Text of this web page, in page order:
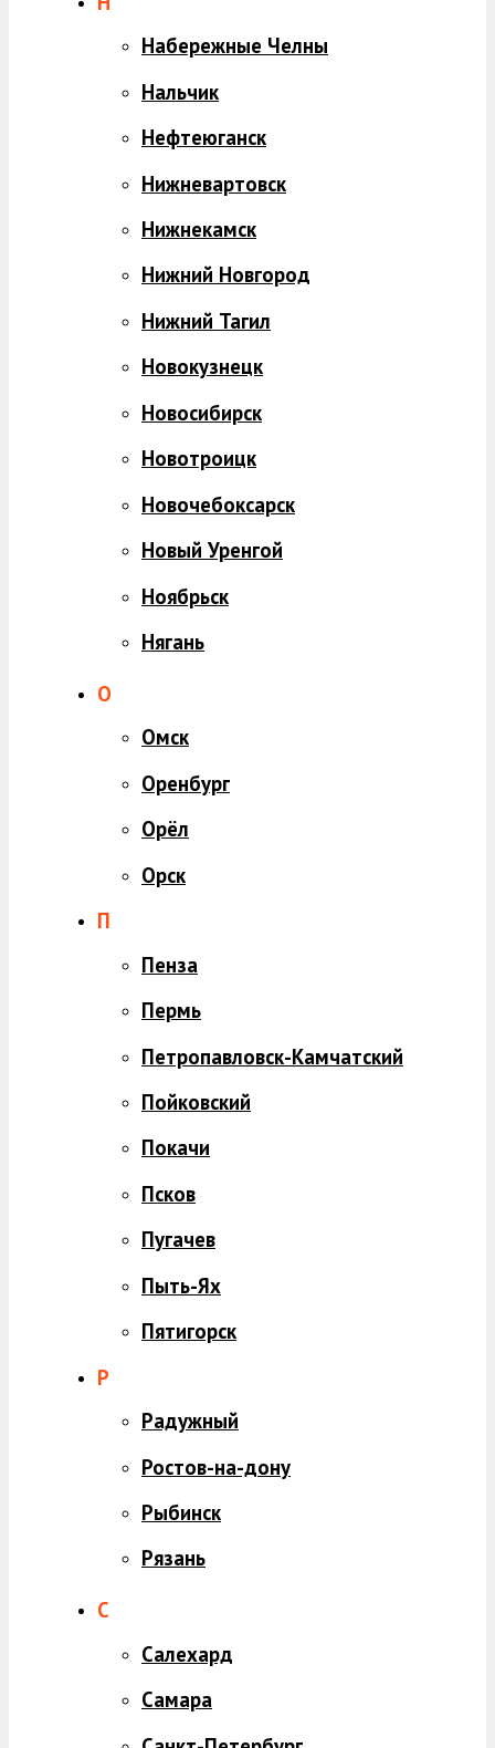
Набережные Челны
Нальчик
Нефтеюганск
Нижневартовск
Нижнекамск
Нижний Новгород
Нижний Тагил
Новокузнецк
Новосибирск
Новотроицк
Новочебоксарск
Новый Уренгой
Ноябрьск
Нягань
О
Омск
Оренбург
Орёл
Орск
П
Пенза
Пермь
Петропавловск-Камчатский
Пойковский
Покачи
Псков
Пугачев
Пыть-Ях
Пятигорск
Р
Радужный
Ростов-на-дону
Рыбинск
Рязань
С
Салехард
Самара